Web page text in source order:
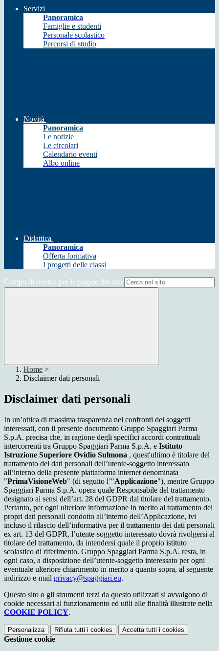
Servizi
Panoramica
Famiglie e studenti
Personale scolastico
Percorsi di studio
Novità
Panoramica
Le notizie
Le circolari
Calendario eventi
Albo online
Didattica
Panoramica
Offerta formativa
I progetti delle classi
Campo di ricerca per le pagine del sito
Home >
Disclaimer dati personali
Disclaimer dati personali
In un’ottica di massima trasparenza nei confronti dei soggetti
interessati, con il presente documento Gruppo Spaggiari Parma
S.p.A. precisa che, in ragione degli specifici accordi contrattuali
intercorrenti tra Gruppo Spaggiari Parma S.p.A. e Istituto
Istruzione Superiore Ovidio Sulmona , quest'ultimo è titolare del
trattamento dei dati personali dell’utente-soggetto interessato
all’interno della presente piattaforma internet denominata
"PrimaVisioneWeb" (di seguito l’"Applicazione"), mentre Gruppo
Spaggiari Parma S.p.A. opera quale Responsabile del trattamento
designato ai sensi dell’art. 28 del GDPR dal titolare del trattamento.
Pertanto, per ogni ulteriore informazione in merito al trattamento dei
propri dati personali condotto all’interno dell’Applicazione, ivi
incluso il rilascio dell’informativa per il trattamento dei dati personali
ex art. 13 del GDPR, l’utente-soggetto interessato dovrà rivolgersi al
titolare del trattamento, da intendersi quale il proprio istituto
scolastico di riferimento. Gruppo Spaggiari Parma S.p.A. resta, in
ogni caso, a disposizione dell’utente-soggetto interessato per ogni
eventuale ulteriore chiarimento in merito a quanto sopra, al seguente
indirizzo e-mail privacy@spaggiari.eu.
Questo sito o gli strumenti terzi da questo utilizzati si avvalgono di
cookie necessari al funzionamento ed utili alle finalità illustrate nella
COOKIE POLICY.
Personalizza Rifiuta tutti i cookies Accetta tutti i cookies
Gestione cookie